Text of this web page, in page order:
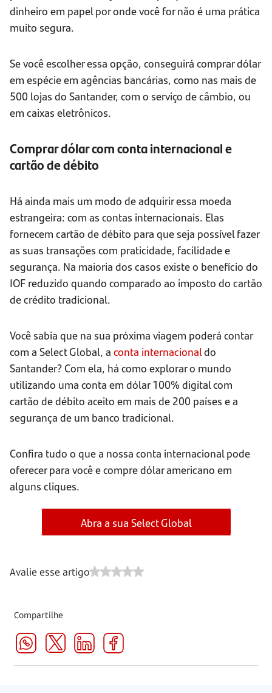
dinheiro em papel por onde você for não é uma prática
muito segura.
Se você escolher essa opção, conseguirá comprar dólar
em espécie em agências bancárias, como nas mais de
500 lojas do Santander, com o serviço de câmbio, ou
em caixas eletrônicos.
Comprar dólar com conta internacional e
cartão de débito
Há ainda mais um modo de adquirir essa moeda
estrangeira: com as contas internacionais. Elas
fornecem cartão de débito para que seja possível fazer
as suas transações com praticidade, facilidade e
segurança. Na maioria dos casos existe o benefício do
IOF reduzido quando comparado ao imposto do cartão
de crédito tradicional.
Você sabia que na sua próxima viagem poderá contar
com a Select Global, a conta internacionaldo
Santander? Com ela, há como explorar o mundo
utilizando uma conta em dólar 100% digital com
cartão de débito aceito em mais de 200 países e a
segurança de um banco tradicional.
Confira tudo o que a nossa conta internacional pode
oferecer para você e compre dólar americano em
alguns cliques.
Abra a sua Select Global
Avalie esse artigo
Compartilhe